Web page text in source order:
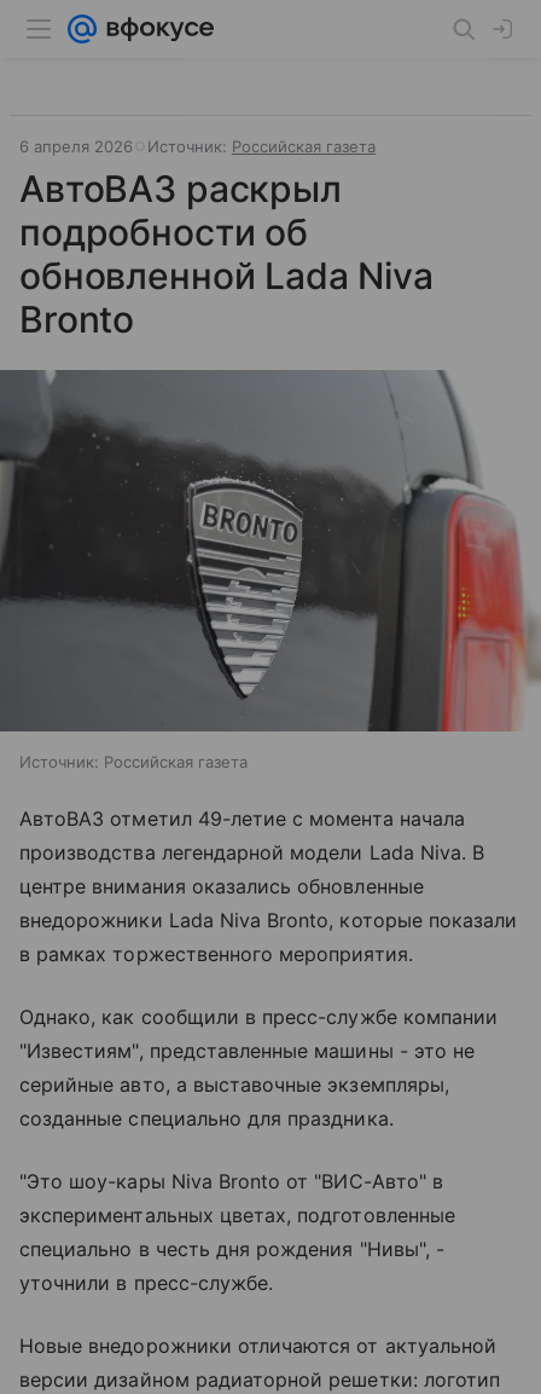
6 апреля 2026 Источник: Российская газета
АвтоВАЗ раскрыл
подробности об
обновленной Lada Niva
Bronto
Источник: Российская газета
АвтоВАЗ отметил 49-летие с момента начала
производства легендарной модели Lada Niva. В
центре внимания оказались обновленные
внедорожники Lada Niva Bronto, которые показали
в рамках торжественного мероприятия.
Однако, как сообщили в пресс-службе компании
"Известиям", представленные машины - это не
серийные авто, а выставочные экземпляры,
созданные специально для праздника.
"Это шоу-кары Niva Bronto от "ВИС-Авто" в
экспериментальных цветах, подготовленные
специально в честь дня рождения "Нивы", -
уточнили в пресс-службе.
Новые внедорожники отличаются от актуальной
версии дизайном радиаторной решетки: логотип